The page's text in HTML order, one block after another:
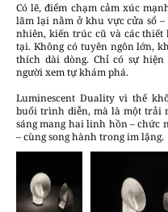
Có lẽ, điểm chạm cảm xúc
lãm lại nằm ở khu vực cửa sổ
nhiên, kiến trúc cũ và các thiết
tại. Không có tuyên ngôn lớn,
thích dài dòng. Chỉ có sự
người xem tự khám phá.
Luminescent Duality vì thế
buổi trình diễn, mà là một trải
sáng mang hai linh hồn – chức
– cùng song hành trong im lặng.